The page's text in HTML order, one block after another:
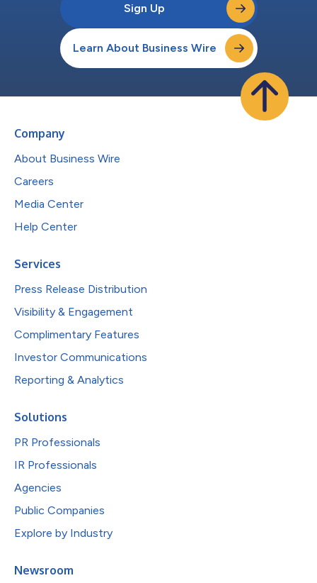
Sign Up
Learn About Business Wire
Company
About Business Wire
Careers
Media Center
Help Center
Services
Press Release Distribution
Visibility & Engagement
Complimentary Features
Investor Communications
Reporting & Analytics
Solutions
PR Professionals
IR Professionals
Agencies
Public Companies
Explore by Industry
Newsroom